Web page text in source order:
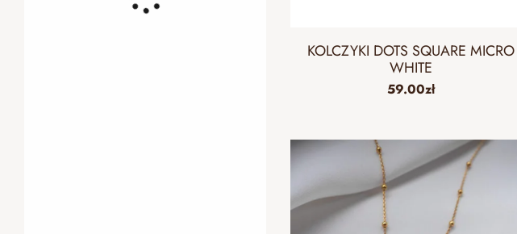
KOLCZYKI DOTS SQUARE MICRO
WHITE
59.00zł